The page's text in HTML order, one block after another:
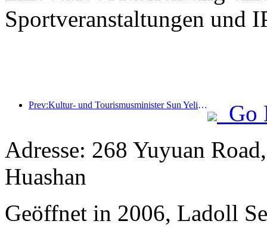
Sportveranstaltungen und
Prev:Kultur- und Tourismusminister Sun Yeli: Den Aufbau eines Tourismuszentrums fördern und das Angebot an qualitativ hochwertigen Tourismusprodukten erweitern.
Go
Adresse: 268 Yuyuan
Huashan
Geöffnet in 2006, Ladoll